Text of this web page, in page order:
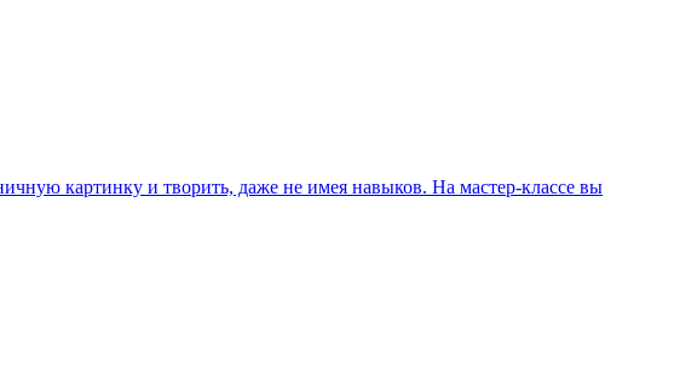
картинку и творить, даже не имея навыков. На мастер-классе вы